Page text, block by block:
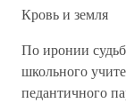
Кровь и земля
По иронии
школьного
педантичного